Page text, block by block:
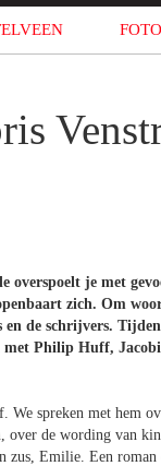
overspoelt je met
zich. Om
en de schrijvers.
met Philip Huff,
spreken met hem
over de wording van
Emilie. Een